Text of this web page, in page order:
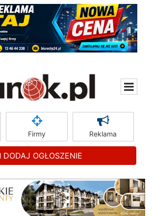
Firmy Reklama
DODAJ OGŁOSZENIE